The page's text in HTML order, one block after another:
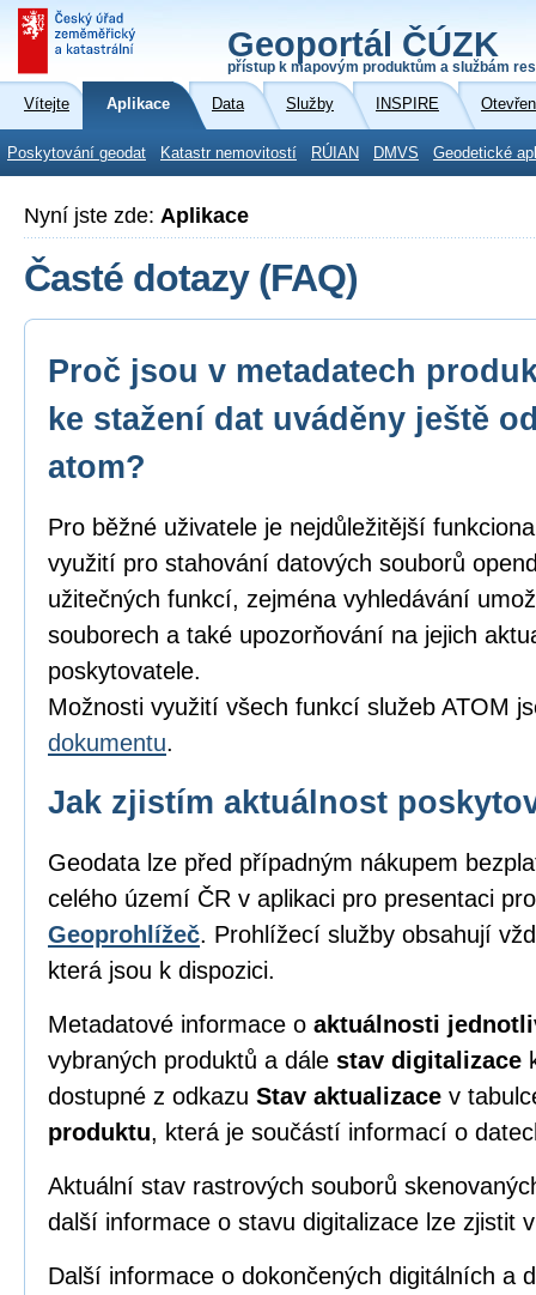
Geoportál ČÚZK
přístup k mapovým produktům a službám
Vítejte Aplikace Data Služby INSPIRE
Poskytování geodat Katastr nemovitostí RÚIAN DMVS Geodetické
Nyní jste zde: Aplikace
Časté dotazy (FAQ)
Proč jsou v metadatech
ke stažení dat uváděny ještě
atom?
Pro běžné uživatele je nejdůležitější
využití pro stahování datových souborů
užitečných funkcí, zejména vyhledávání
souborech a také upozorňování na jejich
poskytovatele.
Možnosti využití všech funkcí služeb ATOM
dokumentu.
Jak zjistím aktuálnost
Geodata lze před případným nákupem
celého území ČR v aplikaci pro presentaci
Geoprohlížeč. Prohlížecí služby obsahují
která jsou k dispozici.
Metadatové informace o aktuálnosti
vybraných produktů a dále stav digitalizace
dostupné z odkazu Stav aktualizace v
produktu, která je součástí informací o
Aktuální stav rastrových souborů
další informace o stavu digitalizace lze zjistit
Další informace o dokončených digitálních a